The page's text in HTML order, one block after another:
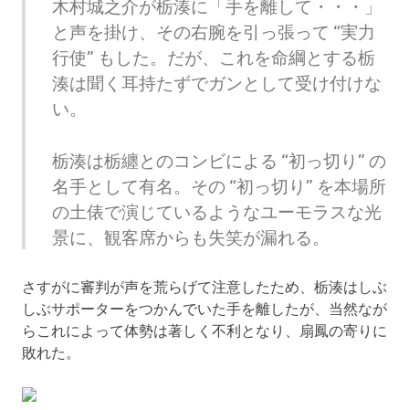
木村城之介が栃湊に「手を離して・・・」
と声を掛け、その右腕を引っ張って “実力
行使” もした。だが、これを命綱とする栃
湊は聞く耳持たずでガンとして受け付けな
い。
栃湊は栃纏とのコンビによる “初っ切り” の
名手として有名。その “初っ切り” を本場所
の土俵で演じているようなユーモラスな光
景に、観客席からも失笑が漏れる。
さすがに審判が声を荒らげて注意したため、栃湊はしぶ
しぶサポーターをつかんでいた手を離したが、当然なが
らこれによって体勢は著しく不利となり、扇鳳の寄りに
敗れた。